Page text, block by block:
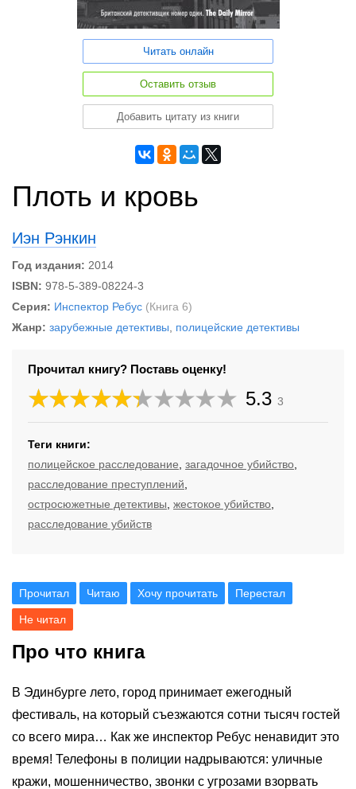
Читать онлайн
Оставить отзыв
Добавить цитату из книги
Плоть и кровь
Иэн Рэнкин
Год издания: 2014
ISBN: 978-5-389-08224-3
Серия: Инспектор Ребус (Книга 6)
Жанр: зарубежные детективы полицейские детективы
Прочитал книгу? Поставь оценку!
5.3 3
Теги книги:
полицейское расследование загадочное убийство
расследование преступлений
остросюжетные детективы жестокое убийство
расследование убийств
Прочитал Читаю Хочу прочитать Перестал
Не читал
Про что книга
В Эдинбурге лето, город принимает ежегодный
фестиваль, на который съезжаются сотни тысяч гостей
со всего мира… Как же инспектор Ребус ненавидит это
время! Телефоны в полиции надрываются: уличные
кражи, мошенничество, звонки с угрозами взорвать